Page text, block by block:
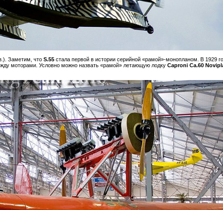
Заметим, чтоS.55 стала первой в истории серийной «рамой»-монопланом. В 1929
моторами. Условно можно назвать «рамой» летающую лодкуCaproni Ca.60